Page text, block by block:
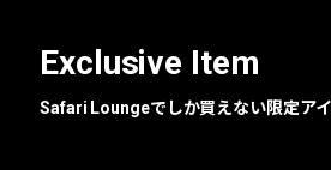
Exclusive Item
Safari Loungeでしか買えない限定ア